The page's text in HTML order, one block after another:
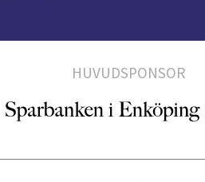
HUVUDSPONSOR